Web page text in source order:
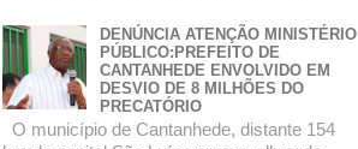
DENÚNCIA ATENÇÃO MINISTÉRIO
PÚBLICO:PREFEITO DE
CANTANHEDE ENVOLVIDO EM
DESVIO DE 8 MILHÕES DO
PRECATÓRIO
O município de Cantanhede, distante 154